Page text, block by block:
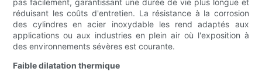
pas facilement, garantissant une durée de vie plus longue et
réduisant les coûts d'entretien. La résistance à la corrosion
des cylindres en acier inoxydable les rend adaptés aux
applications ou aux industries en plein air où l'exposition à
des environnements sévères est courante.
Faible dilatation thermique